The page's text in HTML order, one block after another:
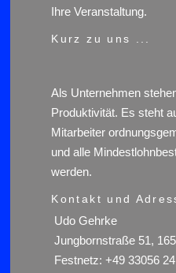
Ihre Veranstaltung.
Kurz zu uns ...
Als Unternehmen
Produktivität. Es steht
Mitarbeiter
und alle
werden.
Kontakt und
Udo Gehrke
Jungbornstraße 51,
Festnetz: +49 33056